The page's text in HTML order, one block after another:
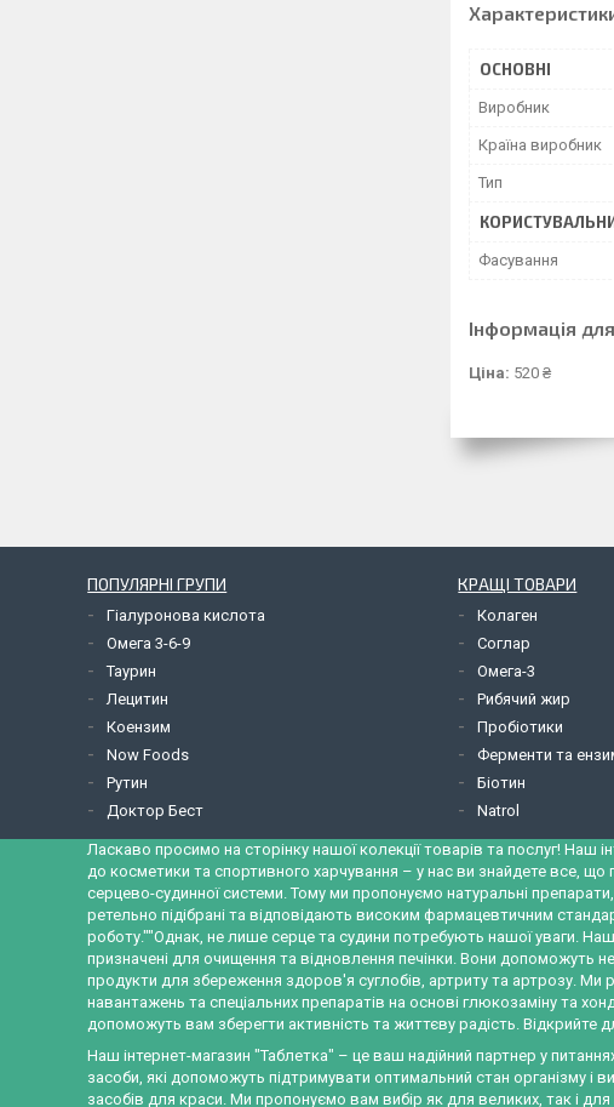
ОСНОВНІ
Виробник
Країна виробник
Тип
Фасування
Інформація
Ціна: 520 ₴
ПОПУЛЯРНІ ГРУПИ
Гіалуронова кислота
Омега 3-6-9
Таурин
Лецитин
Коензим
Now Foods
Рутин
Доктор Бест
КРАЩІ ТОВАРИ
Колаген
Соглар
Омега-3
Рибячий жир
Пробіотики
Ферменти та
Біотин
Natrol
Ласкаво просимо на сторінку нашої колекції товарів та послуг! Наш
до косметики та спортивного харчування – у нас ви знайдете все,
серцево-судинної системи. Тому ми пропонуємо натуральні
ретельно підібрані та відповідають високим фармацевтичним
роботу.""Однак, не лише серце та судини потребують нашої уваги.
призначені для очищення та відновлення печінки. Вони допоможуть
продукти для збереження здоров'я суглобів, артриту та артрозу.
навантажень та спеціальних препаратів на основі глюкозаміну та
допоможуть вам зберегти активність та життєву радість.
Наш інтернет-магазин "Таблетка" – це ваш надійний партнер у
засоби, які допоможуть підтримувати оптимальний стан організму і
засобів для краси. Ми пропонуємо вам вибір як для великих, так і